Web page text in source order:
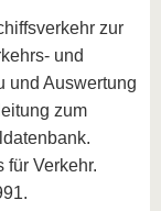
zur
und
und Auswertung
zum
für Verkehr.